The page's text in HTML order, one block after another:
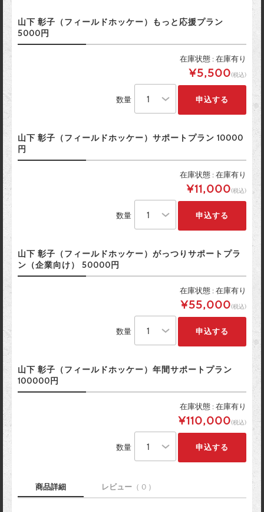
山下 彰子（フィールドホッケー）もっと応援プラン
5000円
在庫状態 : 在庫有り
¥5,500(税込)
数量
山下 彰子（フィールドホッケー）サポートプラン 10000
円
在庫状態 : 在庫有り
¥11,000(税込)
数量
山下 彰子（フィールドホッケー）がっつりサポートプラ
ン（企業向け） 50000円
在庫状態 : 在庫有り
¥55,000(税込)
数量
山下 彰子（フィールドホッケー）年間サポートプラン
100000円
在庫状態 : 在庫有り
¥110,000(税込)
数量
商品詳細 レビュー （ 0 ）